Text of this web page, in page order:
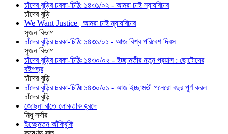
চাঁদের বুড়ির চরকা-চিঠি: ১৪৩১/০২ - আমরা চাই ন্যায়বিচার
চাঁদের বুড়ি
We Want Justice | আমরা চাই ন্যায়বিচার
সৃজন বিভাগ
চাঁদের বুড়ির চরকা-চিঠি: ১৪৩১/০১ - আজ বিশ্ব পরিবেশ দিবস
সৃজন বিভাগ
চাঁদের বুড়ির চরকা-চিঠিঃ ১৪৩০/০২ - ইচ্ছামতীর নতুন প্রয়াস : ছোটোদের
বইপত্র
চাঁদের বুড়ি
চাঁদের বুড়ির চরকা-চিঠিঃ ১৪৩০/০১ - আজ ইচ্ছামতী পনেরো বছর পূর্ণ করল
চাঁদের বুড়ি
জোছনা রাতে লোকতাক হ্রদে
নিধু সর্দার
ইচ্ছেমতন আঁকিবুকি